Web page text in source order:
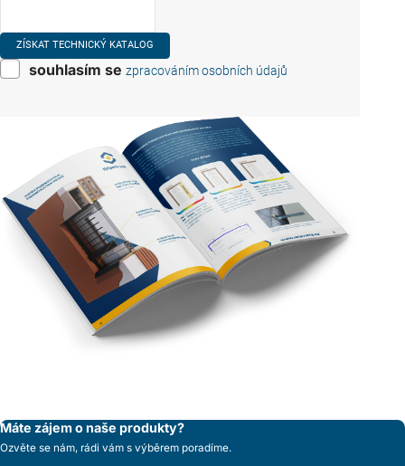
souhlasím se zpracováním osobních údajů
Máte zájem o naše produkty?
Ozvěte se nám, rádi vám s výběrem poradíme.